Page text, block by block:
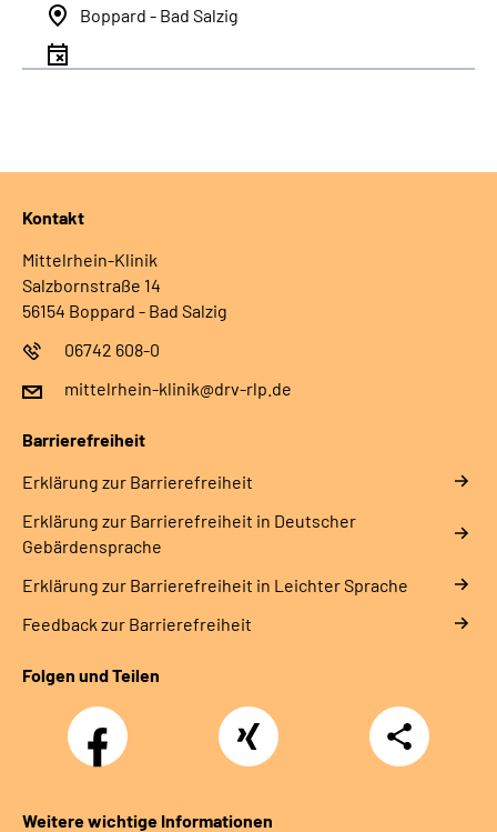
Boppard - Bad Salzig
Kontakt
Mittelrhein-Klinik
Salzbornstraße 14
56154 Boppard - Bad Salzig
06742 608-0
mittelrhein-klinik@drv-rlp.de
Barrierefreiheit
Erklärung zur Barrierefreiheit
Erklärung zur Barrierefreiheit in Deutscher
Gebärdensprache
Erklärung zur Barrierefreiheit in Leichter Sprache
Feedback zur Barrierefreiheit
Folgen und Teilen
Facebook Xing
Teilen
Weitere wichtige Informationen